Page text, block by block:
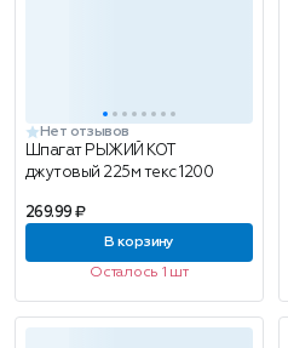
Нет отзывов
Шпагат РЫЖИЙ КОТ
джутовый 225м текс 1200
269.99 ₽
В корзину
Осталось 1 шт